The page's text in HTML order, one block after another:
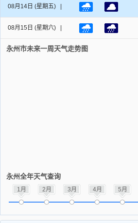
08月14日 (星期五) |
08月15日 (星期六) |
永州市未来一周天气走势图
永州全年天气查询
1月 2月 3月 4月 5月